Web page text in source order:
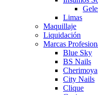
Limas
Maquillaje
Liquidación
Marcas
Blue Sky
BS Nails
Cherimoya
City Nails
Clique